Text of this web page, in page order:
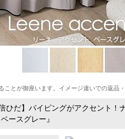
とが御座います。イメージ違いでの返品
ひだ】パイピングがアクセント
スグレー』